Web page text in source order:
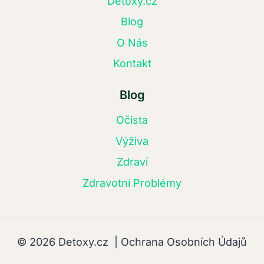
Blog
O Nás
Kontakt
Blog
Očista
Výživa
Zdraví
Zdravotní Problémy
© 2026 Detoxy.cz | Ochrana Osobních Údajů